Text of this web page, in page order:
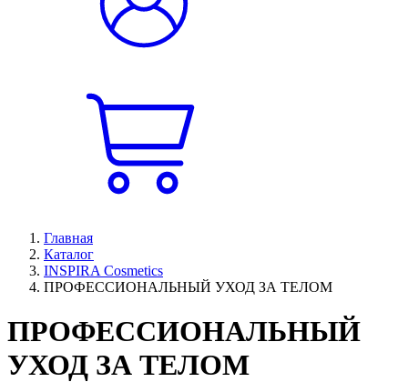
Главная
Каталог
INSPIRA Cosmetics
ПРОФЕССИОНАЛЬНЫЙ УХОД ЗА ТЕЛОМ
ПРОФЕССИОНАЛЬНЫЙ
УХОД ЗА ТЕЛОМ